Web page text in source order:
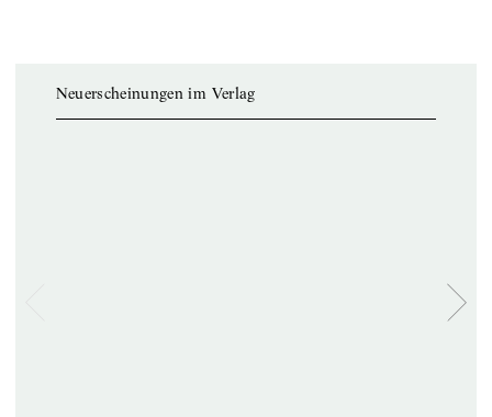
Neuerscheinungen im Verlag